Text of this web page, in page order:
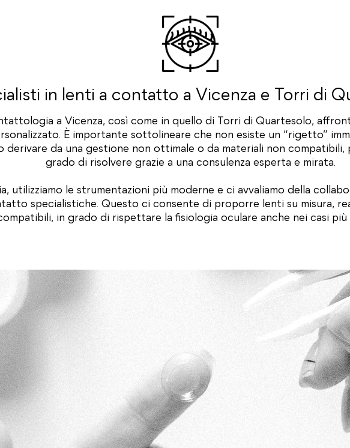
in lenti a contatto a Vicenza e Torri di
a Vicenza, così come in quello di Torri di Quartesolo,
È importante sottolineare che non esiste un “rigetto”
derivare da una gestione non ottimale o da materiali non compatibili,
grado di risolvere grazie a una consulenza esperta e mirata.
utilizziamo le strumentazioni più moderne e ci avvaliamo della
specialistiche. Questo ci consente di proporre lenti su misura,
in grado di rispettare la fisiologia oculare anche nei casi più